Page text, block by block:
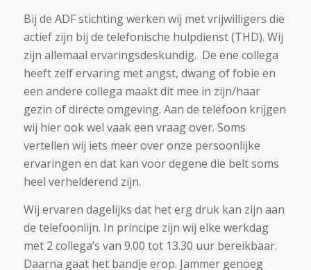
Bij de ADF stichting werken wij met vrijwilligers die
actief zijn bij de telefonische hulpdienst (THD). Wij
zijn allemaal ervaringsdeskundig. De ene collega
heeft zelf ervaring met angst, dwang of fobie en
een andere collega maakt dit mee in zijn/haar
gezin of directe omgeving. Aan de telefoon krijgen
wij hier ook wel vaak een vraag over. Soms
vertellen wij iets meer over onze persoonlijke
ervaringen en dat kan voor degene die belt soms
heel verhelderend zijn.
Wij ervaren dagelijks dat het erg druk kan zijn aan
de telefoonlijn. In principe zijn wij elke werkdag
met 2 collega’s van 9.00 tot 13.30 uur bereikbaar.
Daarna gaat het bandje erop. Jammer genoeg